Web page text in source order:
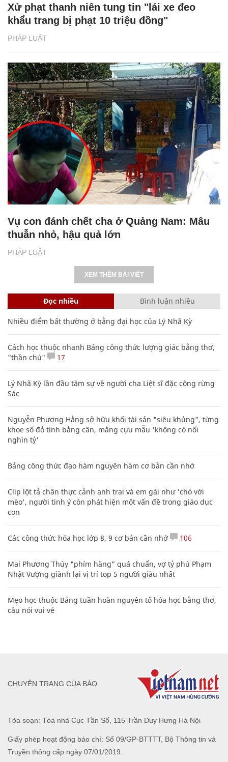
PHÁP LUẬT
Xử phạt thanh niên tung tin "lái xe đeo
khẩu trang bị phạt 10 triệu đồng"
PHÁP LUẬT
Vụ con đánh chết cha ở Quảng Nam: Mâu
thuẫn nhỏ, hậu quả lớn
XEM THÊM BÀI VIẾT
Đọc nhiều Bình luận nhiều
Nhiều điểm bất thường ở bằng đại học của Lý Nhã Kỳ
Cách học thuộc nhanh Bảng công thức lượng giác bằng thơ,
"thần chú"
17
Lý Nhã Kỳ lần đầu tâm sự về người cha Liệt sĩ đặc công rừng
Sác
Nguyễn Phương Hằng sở hữu khối tài sản "siêu khủng", từng
khoe sổ đỏ tính bằng cân, mắng cựu mẫu 'không có nổi
nghìn tỷ'
Bảng công thức đạo hàm nguyên hàm cơ bản cần nhớ
Clip lột tả chân thực cảnh anh trai và em gái như 'chó với
mèo', người tinh ý còn phát hiện một vấn đề trong giáo dục
con
Các công thức hóa học lớp 8, 9 cơ bản cần nhớ 106
Mai Phương Thúy "phím hàng" quá chuẩn, vợ tỷ phú Phạm
Nhật Vượng giành lại vị trí top 5 người giàu nhất
Mẹo học thuộc Bảng tuần hoàn nguyên tố hóa học bằng thơ,
câu nói vui vẻ
Tòa soạn: Tòa nhà Cục Tần Số, 115 Trần Duy Hưng Hà Nội
Giấy phép hoạt động báo chí: Số 09/GP-BTTTT, Bộ Thông tin và
Truyền thông cấp ngày 07/01/2019.
CHUYÊN TRANG CỦA BÁO